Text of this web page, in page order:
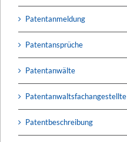
Patentanmeldung
Patentansprüche
Patentanwälte
Patentanwaltsfachangestellte
Patentbeschreibung